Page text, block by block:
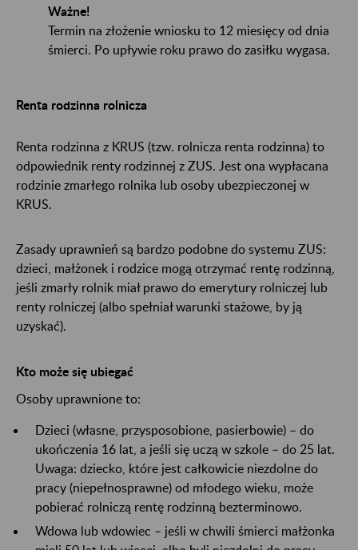
Ważne!
Termin na złożenie wniosku to 12 miesięcy od dnia
śmierci. Po upływie roku prawo do zasiłku wygasa.
Renta rodzinna rolnicza
Renta rodzinna z KRUS (tzw. rolnicza renta rodzinna) to
odpowiednik renty rodzinnej z ZUS. Jest ona wypłacana
rodzinie zmarłego rolnika lub osoby ubezpieczonej w
KRUS.
Zasady uprawnień są bardzo podobne do systemu ZUS:
dzieci, małżonek i rodzice mogą otrzymać rentę rodzinną,
jeśli zmarły rolnik miał prawo do emerytury rolniczej lub
renty rolniczej (albo spełniał warunki stażowe, by ją
uzyskać).
Kto może się ubiegać
Osoby uprawnione to:
Dzieci (własne, przysposobione, pasierbowie) – do
ukończenia 16 lat, a jeśli się uczą w szkole – do 25 lat.
Uwaga: dziecko, które jest całkowicie niezdolne do
pracy (niepełnosprawne) od młodego wieku, może
pobierać rolniczą rentę rodzinną bezterminowo.
Wdowa lub wdowiec – jeśli w chwili śmierci małżonka